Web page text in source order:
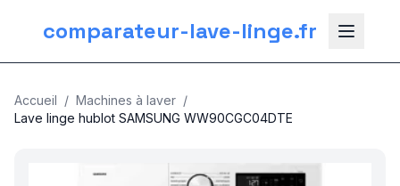
comparateur-lave-linge.fr
Accueil / Machines à laver /
Lave linge hublot SAMSUNG WW90CGC04DTE